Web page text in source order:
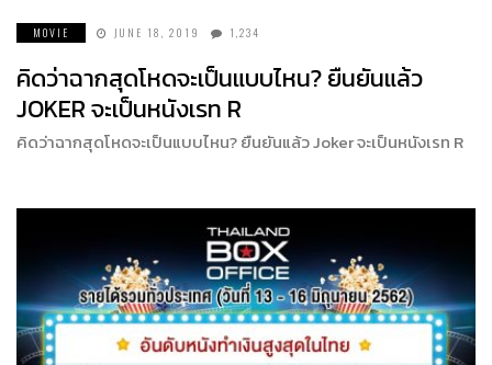
MOVIE JUNE 18, 2019 1,234
คิดว่าฉากสุดโหดจะเป็นแบบไหน? ยืนยันแล้ว
JOKER จะเป็นหนังเรท R
คิดว่าฉากสุดโหดจะเป็นแบบไหน? ยืนยันแล้ว Joker จะเป็นหนังเรท R